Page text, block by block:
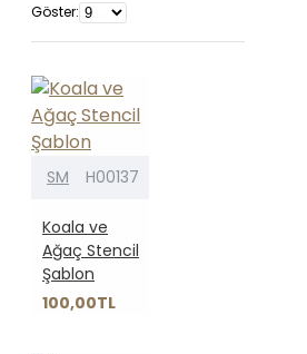
Göster:
SM H00137
Koala ve
Ağaç Stencil
Şablon
100,00TL